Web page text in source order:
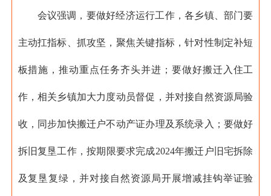
会议强调，要做好经济运行工作，各乡镇、部门要
主动扛指标、抓攻坚，聚焦关键指标，针对性制定补短
板措施，推动重点任务齐头并进；要做好搬迁入住工
作，相关乡镇加大力度动员督促，并对接自然资源局验
收，同步加快搬迁户不动产证办理及系统录入；要做好
拆旧复垦工作，按期限要求完成2024年搬迁户旧宅拆除
及复垦复绿，并对接自然资源局开展增减挂钩举证验